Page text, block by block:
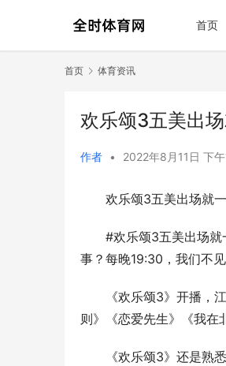
首页
首页 体育资讯
欢乐颂3五美出
作者 • 2022年8月11日 下
欢乐颂3五美出场就
#欢乐颂3五美出场就
事？每晚19:30，我们不
《欢乐颂3》开播
则》《恋爱先生》《我在
《欢乐颂3》还是熟